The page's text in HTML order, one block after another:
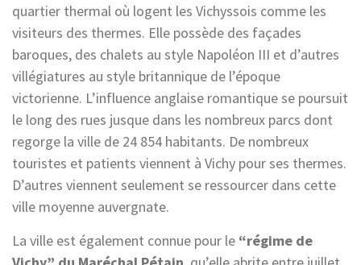
quartier thermal où logent les Vichyssois comme les
visiteurs des thermes. Elle possède des façades
baroques, des chalets au style Napoléon III et d’autres
villégiatures au style britannique de l’époque
victorienne. L’influence anglaise romantique se poursuit
le long des rues jusque dans les nombreux parcs dont
regorge la ville de 24 854 habitants. De nombreux
touristes et patients viennent à Vichy pour ses thermes.
D’autres viennent seulement se ressourcer dans cette
ville moyenne auvergnate.
La ville est également connue pour le “régime de